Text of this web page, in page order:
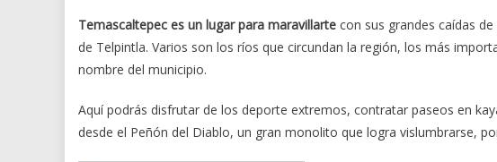
Temascaltepec es un lugar para maravillarte con sus grandes caídas
de Telpintla. Varios son los ríos que circundan la región, los más
nombre del municipio.
Aquí podrás disfrutar de los deporte extremos, contratar paseos en
desde el Peñón del Diablo, un gran monolito que logra vislumbrarse,